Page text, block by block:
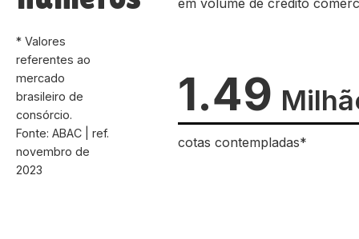
* Valores
referentes ao
mercado
brasileiro de
consórcio.
Fonte: ABAC | ref.
novembro de
2023
1.49
cotas contempladas*